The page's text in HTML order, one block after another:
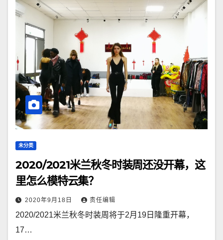
未分类
2020/2021米兰秋冬时装周还没开幕，这
里怎么模特云集？
2020年9月18日 责任编辑
2020/2021米兰秋冬时装周将于2月19日隆重开幕，
17…